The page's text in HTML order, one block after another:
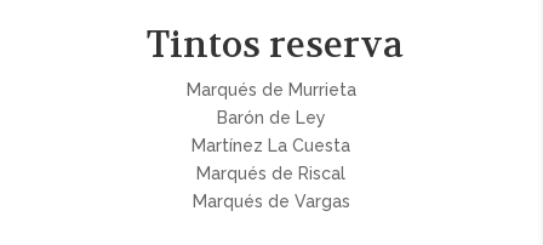
Tintos reserva
Marqués de Murrieta
Barón de Ley
Martínez La Cuesta
Marqués de Riscal
Marqués de Vargas